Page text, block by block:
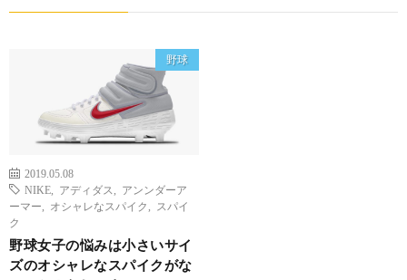
野球
2019.05.08
NIKE
アディダス
アンンダーア
ーマー
オシャレなスパイク
スパイ
ク
野球女子の悩みは小さいサイ
ズのオシャレなスパイクがな